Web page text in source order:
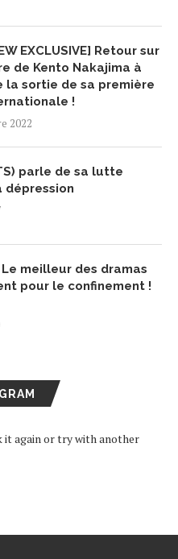
EXCLUSIVE] Retour sur
de Kento Nakajima à
la sortie de sa première
!
2022
parle de sa lutte
dépression
Le meilleur des dramas
pour le confinement !
it again or try with another